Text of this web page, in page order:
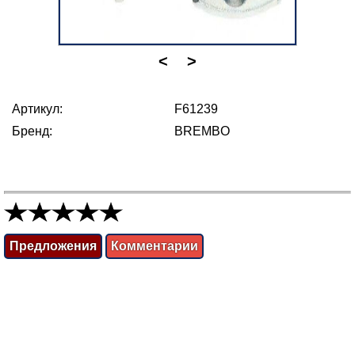
< >
Артикул:
F61239
Бренд:
BREMBO
Предложения Комментарии